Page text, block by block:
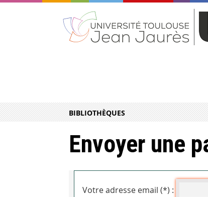
BIBLIOTHÈQUES
Envoyer une
Votre adresse email (*) :